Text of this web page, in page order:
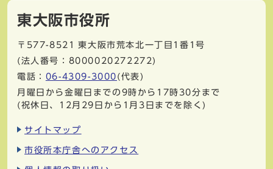
東大阪市役所
〒577-8521
東大阪市荒本北一丁目1番1号
(法人番号：8000020272272)
電話： 06-4309-3000 (代表)
月曜日から金曜日までの9時から17時30分まで
(祝休日、12月29日から1月3日までを除く)
サイトマップ
市役所本庁舎へのアクセス